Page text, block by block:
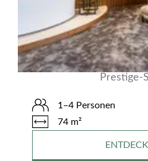
Prestige-
1–4 Personen
74 m²